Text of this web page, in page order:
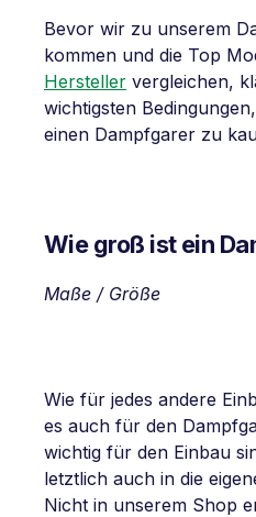
Bevor wir zu unserem
kommen und die Top
Hersteller vergleichen,
wichtigsten
einen Dampfgarer zu
Wie groß ist ein
Maße / Größe
Wie für jedes andere
es auch für den
wichtig für den Einbau
letztlich auch in die
Nicht in unserem Shop